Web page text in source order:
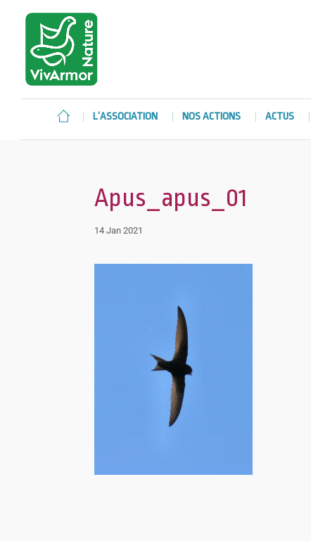
L’ASSOCIATION NOS ACTIONS ACTUS
Apus_apus_01
14 Jan 2021